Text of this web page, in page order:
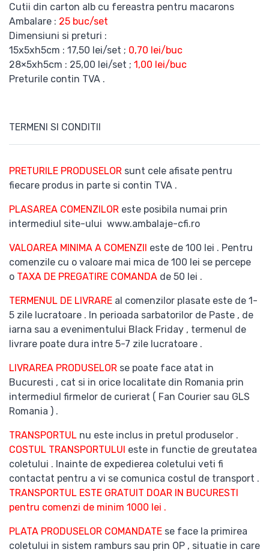
Cutii din carton alb cu fereastra pentru macarons
Ambalare : 25 buc/set
Dimensiuni si preturi :
15x5xh5cm : 17,50 lei/set ; 0,70 lei/buc
28×5xh5cm : 25,00 lei/set ; 1,00 lei/buc
Preturile contin TVA .
TERMENI SI CONDITII
PRETURILE PRODUSELOR sunt cele afisate pentru
fiecare produs in parte si contin TVA .
PLASAREA COMENZILOR este posibila numai prin
intermediul site-ului www.ambalaje-cfi.ro
VALOAREA MINIMA A COMENZII este de 100 lei . Pentru
comenzile cu o valoare mai mica de 100 lei se percepe
o TAXA DE PREGATIRE COMANDA de 50 lei .
TERMENUL DE LIVRARE al comenzilor plasate este de 1-
5 zile lucratoare . In perioada sarbatorilor de Paste , de
iarna sau a evenimentului Black Friday , termenul de
livrare poate dura intre 5-7 zile lucratoare .
LIVRAREA PRODUSELOR se poate face atat in
Bucuresti , cat si in orice localitate din Romania prin
intermediul firmelor de curierat ( Fan Courier sau GLS
Romania ) .
TRANSPORTUL nu este inclus in pretul produselor .
COSTUL TRANSPORTULUI este in functie de greutatea
coletului . Inainte de expedierea coletului veti fi
contactat pentru a vi se comunica costul de transport .
TRANSPORTUL ESTE GRATUIT DOAR IN BUCURESTI
pentru comenzi de minim 1000 lei .
PLATA PRODUSELOR COMANDATE se face la primirea
coletului in sistem ramburs sau prin OP , situatie in care